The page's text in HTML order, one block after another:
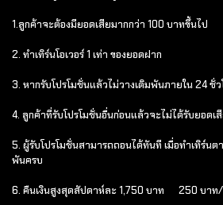
1.ลูกค้าจะต้องมียอดเสียมากกว่า 100 บาทขึ้นไป
2. ทำเทิร์นโอเวอร์ 1 เท่า ของยอดฝาก
3. หากรับโปรโมชั่นแล้วไม่วางเดิมพันภายใน 24 ชั่ว
4. ลูกค้าที่รับโปรโมชั่นอื่นก่อนแล้วจะไม่ได้รับยอดเ
5. ผู้รับโปรโมชั่นสามารถถอนได้ทันที เมื่อทำเทิร์นต
พันครบ
6. คืนเงินสูงสุดสัปดาห์ละ 1,750 บาท 250 บาท/